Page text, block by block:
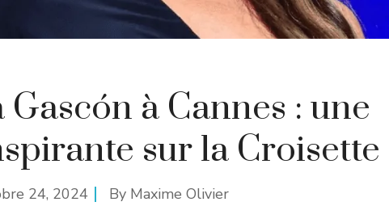
à Cannes : une
sur la Croisette
24, 2024 By Maxime Olivier